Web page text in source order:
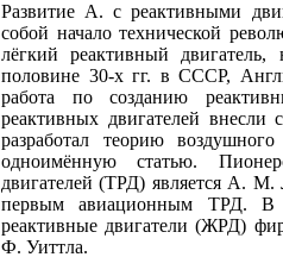
Развитие А. с реактивными
собой начало технической
лёгкий реактивный
половине 30-х гг. в СССР,
работа по созданию
реактивных двигателей
разработал теорию
одноимённую статью.
двигателей (ТРД) является А. М.
первым авиационным ТРД. В
реактивные двигатели (ЖРД)
Ф. Уиттла.